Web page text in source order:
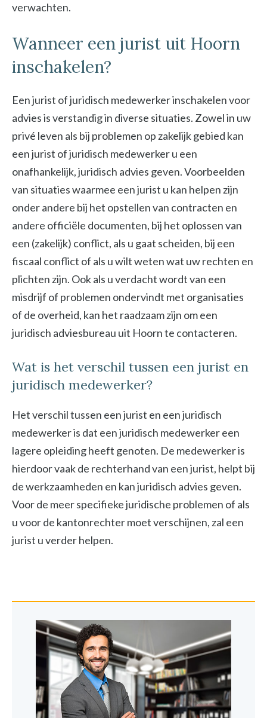
verwachten.
Wanneer een jurist uit Hoorn
inschakelen?
Een jurist of juridisch medewerker inschakelen voor
advies is verstandig in diverse situaties. Zowel in uw
privé leven als bij problemen op zakelijk gebied kan
een jurist of juridisch medewerker u een
onafhankelijk, juridisch advies geven. Voorbeelden
van situaties waarmee een jurist u kan helpen zijn
onder andere bij het opstellen van contracten en
andere officiële documenten, bij het oplossen van
een (zakelijk) conflict, als u gaat scheiden, bij een
fiscaal conflict of als u wilt weten wat uw rechten en
plichten zijn. Ook als u verdacht wordt van een
misdrijf of problemen ondervindt met organisaties
of de overheid, kan het raadzaam zijn om een
juridisch adviesbureau uit Hoorn te contacteren.
Wat is het verschil tussen een jurist en
juridisch medewerker?
Het verschil tussen een jurist en een juridisch
medewerker is dat een juridisch medewerker een
lagere opleiding heeft genoten. De medewerker is
hierdoor vaak de rechterhand van een jurist, helpt bij
de werkzaamheden en kan juridisch advies geven.
Voor de meer specifieke juridische problemen of als
u voor de kantonrechter moet verschijnen, zal een
jurist u verder helpen.